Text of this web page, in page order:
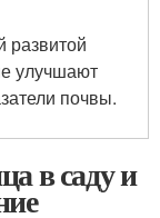
развитой
улучшают
почвы.
в саду и